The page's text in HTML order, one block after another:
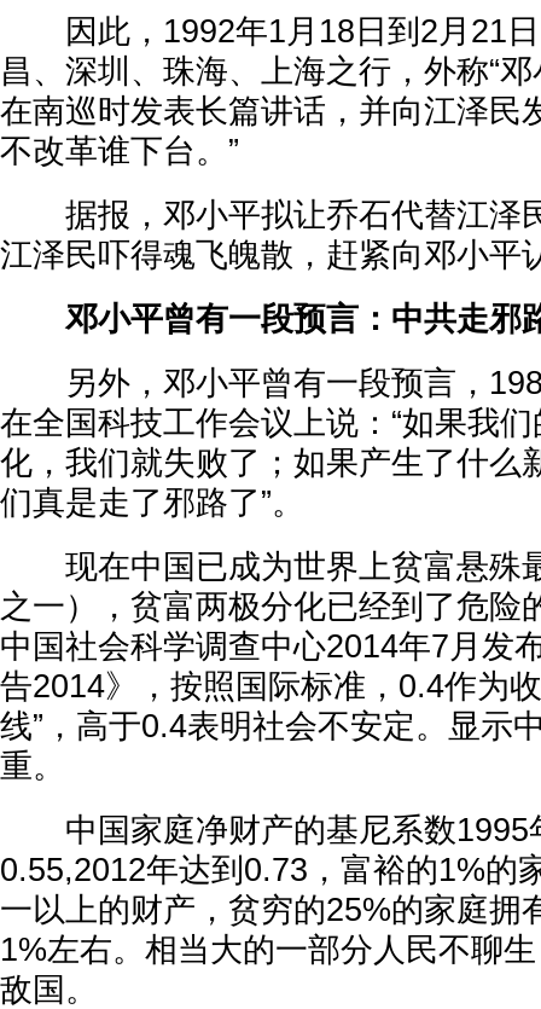
因此，1992年1月18日到2月21日
昌、深圳、珠海、上海之行，外称“
在南巡时发表长篇讲话，并向江泽民
不改革谁下台。”
据报，邓小平拟让乔石代替江泽
江泽民吓得魂飞魄散，赶紧向邓小平
邓小平曾有一段预言：中共走邪
另外，邓小平曾有一段预言，
在全国科技工作会议上说：“如果我
化，我们就失败了；如果产生了什么
们真是走了邪路了”。
现在中国已成为世界上贫富悬殊
之一），贫富两极分化已经到了危险
中国社会科学调查中心2014年7月发
告2014》，按照国际标准，0.4作为
线”，高于0.4表明社会不安定。显示
重。
中国家庭净财产的基尼系数1995
0.55,2012年达到0.73，富裕的1%的
一以上的财产，贫穷的25%的家庭拥
1%左右。相当大的一部分人民不聊
敌国。